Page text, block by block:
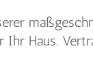
Ihr Haus.